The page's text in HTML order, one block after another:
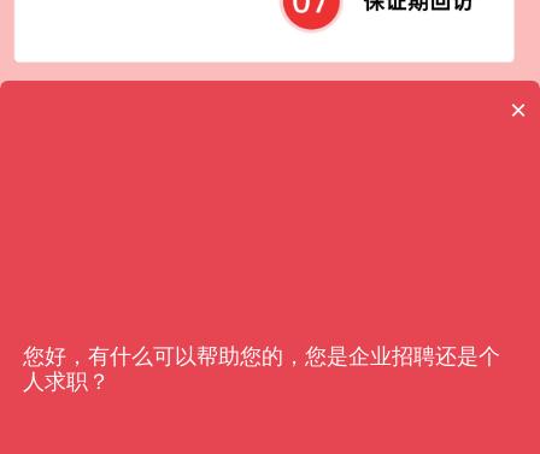
×
您好，有什么可以帮助您的，您是企业招聘还是个
人求职？